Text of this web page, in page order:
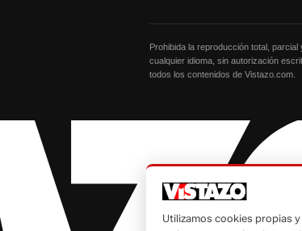
Prohibida la reproducción total, parcial
cualquier idioma, sin autorización
todos los contenidos de Vistazo.com.
Utilizamos cookies propias